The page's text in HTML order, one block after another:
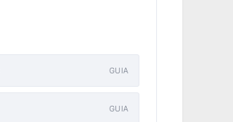
GUIA
GUIA